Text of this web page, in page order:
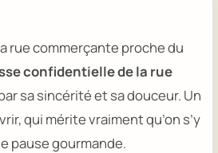
rue commerçante proche du
confidentielle de la rue
sa sincérité et sa douceur. Un
qui mérite vraiment qu’on s’y
pause gourmande.